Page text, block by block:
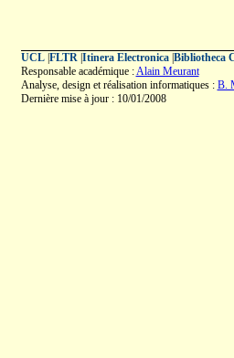
UCL| FLTR| Itinera Electronica| Bibliotheca
Responsable académique :Alain Meurant
Analyse, design et réalisation informatiques : B.
Dernière mise à jour : 10/01/2008